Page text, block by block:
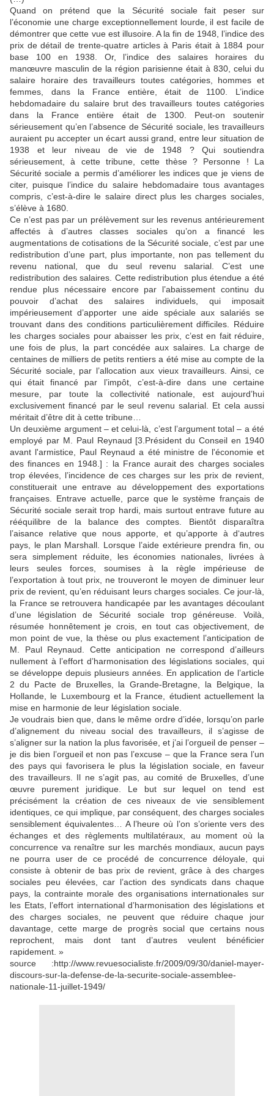
Quand on prétend que la Sécurité sociale fait peser sur
l’économie une charge exceptionnellement lourde, il est facile de
démontrer que cette vue est illusoire. A la fin de 1948, l’indice des
prix de détail de trente-quatre articles à Paris était à 1884 pour
base 100 en 1938. Or, l’indice des salaires horaires du
manœuvre masculin de la région parisienne était à 830, celui du
salaire horaire des travailleurs toutes catégories, hommes et
femmes, dans la France entière, était de 1100. L’indice
hebdomadaire du salaire brut des travailleurs toutes catégories
dans la France entière était de 1300. Peut-on soutenir
sérieusement qu’en l’absence de Sécurité sociale, les travailleurs
auraient pu accepter un écart aussi grand, entre leur situation de
1938 et leur niveau de vie de 1948 ? Qui soutiendra
sérieusement, à cette tribune, cette thèse ? Personne ! La
Sécurité sociale a permis d’améliorer les indices que je viens de
citer, puisque l’indice du salaire hebdomadaire tous avantages
compris, c’est-à-dire le salaire direct plus les charges sociales,
s’élève à 1680.
Ce n’est pas par un prélèvement sur les revenus antérieurement
affectés à d’autres classes sociales qu’on a financé les
augmentations de cotisations de la Sécurité sociale, c’est par une
redistribution d’une part, plus importante, non pas tellement du
revenu national, que du seul revenu salarial. C’est une
redistribution des salaires. Cette redistribution plus étendue a été
rendue plus nécessaire encore par l’abaissement continu du
pouvoir d’achat des salaires individuels, qui imposait
impérieusement d’apporter une aide spéciale aux salariés se
trouvant dans des conditions particulièrement difficiles. Réduire
les charges sociales pour abaisser les prix, c’est en fait réduire,
une fois de plus, la part concédée aux salaires. La charge de
centaines de milliers de petits rentiers a été mise au compte de la
Sécurité sociale, par l’allocation aux vieux travailleurs. Ainsi, ce
qui était financé par l’impôt, c’est-à-dire dans une certaine
mesure, par toute la collectivité nationale, est aujourd’hui
exclusivement financé par le seul revenu salarial. Et cela aussi
méritait d’être dit à cette tribune…
Un deuxième argument – et celui-là, c’est l’argument total – a été
employé par M. Paul Reynaud [3.Président du Conseil en 1940
avant l'armistice, Paul Reynaud a été ministre de l'économie et
des finances en 1948.] : la France aurait des charges sociales
trop élevées, l’incidence de ces charges sur les prix de revient,
constituerait une entrave au développement des exportations
françaises. Entrave actuelle, parce que le système français de
Sécurité sociale serait trop hardi, mais surtout entrave future au
rééquilibre de la balance des comptes. Bientôt disparaîtra
l’aisance relative que nous apporte, et qu’apporte à d‘autres
pays, le plan Marshall. Lorsque l’aide extérieure prendra fin, ou
sera simplement réduite, les économies nationales, livrées à
leurs seules forces, soumises à la règle impérieuse de
l’exportation à tout prix, ne trouveront le moyen de diminuer leur
prix de revient, qu’en réduisant leurs charges sociales. Ce jour-là,
la France se retrouvera handicapée par les avantages découlant
d’une législation de Sécurité sociale trop généreuse. Voilà,
résumée honnêtement je crois, en tout cas objectivement, de
mon point de vue, la thèse ou plus exactement l’anticipation de
M. Paul Reynaud. Cette anticipation ne correspond d’ailleurs
nullement à l’effort d’harmonisation des législations sociales, qui
se développe depuis plusieurs années. En application de l’article
2 du Pacte de Bruxelles, la Grande-Bretagne, la Belgique, la
Hollande, le Luxembourg et la France, étudient actuellement la
mise en harmonie de leur législation sociale.
Je voudrais bien que, dans le même ordre d’idée, lorsqu’on parle
d’alignement du niveau social des travailleurs, il s’agisse de
s’aligner sur la nation la plus favorisée, et j’ai l’orgueil de penser –
je dis bien l’orgueil et non pas l’excuse – que la France sera l’un
des pays qui favorisera le plus la législation sociale, en faveur
des travailleurs. Il ne s’agit pas, au comité de Bruxelles, d’une
œuvre purement juridique. Le but sur lequel on tend est
précisément la création de ces niveaux de vie sensiblement
identiques, ce qui implique, par conséquent, des charges sociales
sensiblement équivalentes… A l’heure où l’on s’oriente vers des
échanges et des règlements multilatéraux, au moment où la
concurrence va renaître sur les marchés mondiaux, aucun pays
ne pourra user de ce procédé de concurrence déloyale, qui
consiste à obtenir de bas prix de revient, grâce à des charges
sociales peu élevées, car l’action des syndicats dans chaque
pays, la contrainte morale des organisations internationales sur
les Etats, l’effort international d’harmonisation des législations et
des charges sociales, ne peuvent que réduire chaque jour
davantage, cette marge de progrès social que certains nous
reprochent, mais dont tant d’autres veulent bénéficier
rapidement. »
source :http://www.revuesocialiste.fr/2009/09/30/daniel-mayer-
discours-sur-la-defense-de-la-securite-sociale-assemblee-
nationale-11-juillet-1949/